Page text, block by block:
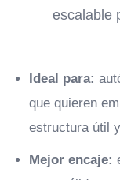
escalable
Ideal para:
que quieren
estructura útil
Mejor encaje: